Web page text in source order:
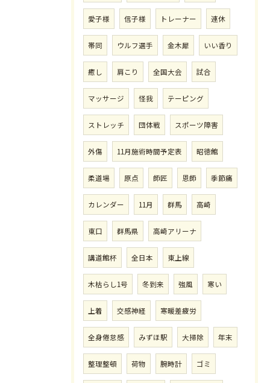
愛子様 信子様 トレーナー 連休
帯同 ウルフ選手 金木犀 いい香り
癒し 肩こり 全国大会 試合
マッサージ 怪我 テーピング
ストレッチ 団体戦 スポーツ障害
外傷 11月施術時間予定表 昭徳館
柔道場 原点 師匠 恩師 季節痛
カレンダー 11月 群馬 高崎
東口 群馬県 高崎アリーナ
講道館杯 全日本 東上線
木枯らし1号 冬到来 強風 寒い
上着 交感神経 寒暖差疲労
全身倦怠感 みずほ駅 大掃除 年末
整理整頓 荷物 腕時計 ゴミ